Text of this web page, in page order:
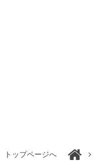
トップページへ